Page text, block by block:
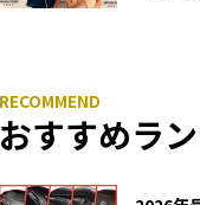
おすすめラ